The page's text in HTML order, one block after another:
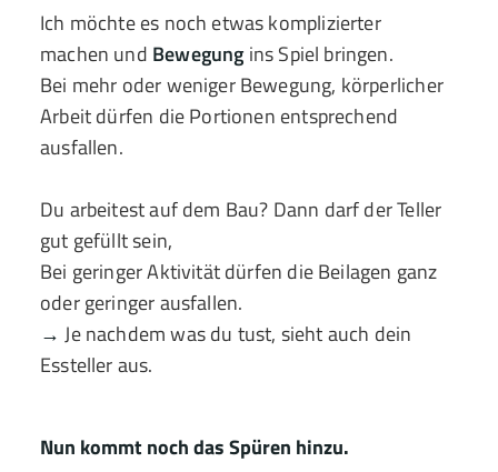
Ich möchte es noch etwas komplizierter
machen und Bewegungins Spiel bringen.
Bei mehr oder weniger Bewegung, körperlicher
Arbeit dürfen die Portionen entsprechend
ausfallen.
Du arbeitest auf dem Bau? Dann darf der Teller
gut gefüllt sein,
Bei geringer Aktivität dürfen die Beilagen ganz
oder geringer ausfallen.
→ Je nachdem was du tust, sieht auch dein
Essteller aus.
Nun kommt noch das Spüren hinzu.